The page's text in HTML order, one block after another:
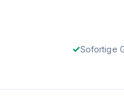
Sofortige